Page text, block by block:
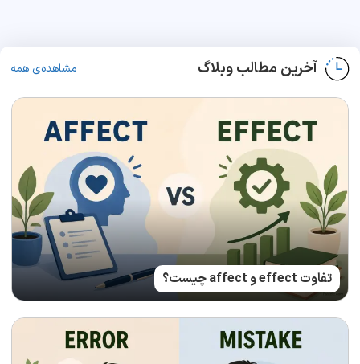
آخرین مطالب وبلاگ مشاهده‌ی همه
تفاوت effect و affect چیست؟